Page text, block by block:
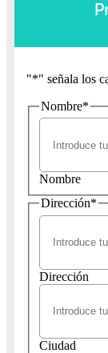
"*" señala los
Nombre*
Nombre
Dirección*
Dirección
Ciudad